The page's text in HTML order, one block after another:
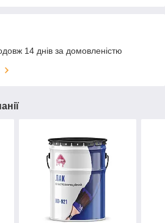
14 днів за домовленістю